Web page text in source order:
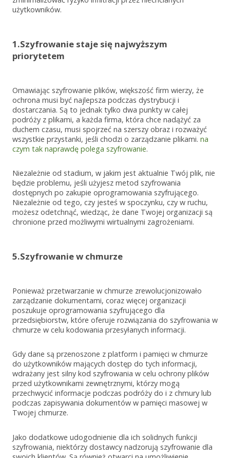
użytkowników.
1.Szyfrowanie staje się najwyższym
priorytetem
Omawiając szyfrowanie plików, większość firm wierzy, że
ochrona musi być najlepsza podczas dystrybucji i
dostarczania. Są to jednak tylko dwa punkty w całej
podróży z plikami, a każda firma, która chce nadążyć za
duchem czasu, musi spojrzeć na szerszy obraz i rozważyć
wszystkie przystanki, jeśli chodzi o zarządzanie plikami. na
czym tak naprawdę polega szyfrowanie.
Niezależnie od stadium, w jakim jest aktualnie Twój plik, nie
będzie problemu, jeśli użyjesz metod szyfrowania
dostępnych po zakupie oprogramowania szyfrującego.
Niezależnie od tego, czy jesteś w spoczynku, czy w ruchu,
możesz odetchnąć, wiedząc, że dane Twojej organizacji są
chronione przed możliwymi wirtualnymi zagrożeniami.
5.Szyfrowanie w chmurze
Ponieważ przetwarzanie w chmurze zrewolucjonizowało
zarządzanie dokumentami, coraz więcej organizacji
poszukuje oprogramowania szyfrującego dla
przedsiębiorstw, które oferuje rozwiązania do szyfrowania w
chmurze w celu kodowania przesyłanych informacji.
Gdy dane są przenoszone z platform i pamięci w chmurze
do użytkowników mających dostęp do tych informacji,
wdrażany jest silny kod szyfrowania w celu ochrony plików
przed użytkownikami zewnętrznymi, którzy mogą
przechwycić informacje podczas podróży do i z chmury lub
podczas zapisywania dokumentów w pamięci masowej w
Twojej chmurze.
Jako dodatkowe udogodnienie dla ich solidnych funkcji
szyfrowania, niektórzy dostawcy nadzorują szyfrowanie dla